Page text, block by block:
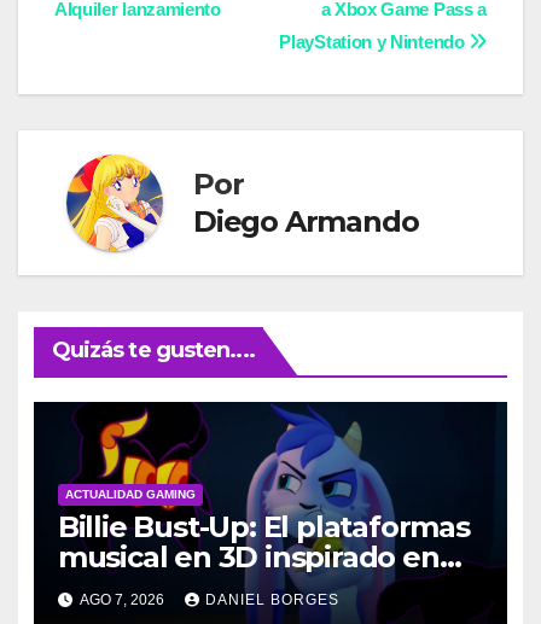
de
entradas
a Xbox Game Pass a
PlayStation y Nintendo
Alquiler lanzamiento
Por
Diego Armando
Quizás te gusten....
ACTUALIDAD GAMING
Billie Bust-Up: El plataformas
musical en 3D inspirado en
Disney
AGO 7, 2026 DANIEL BORGES